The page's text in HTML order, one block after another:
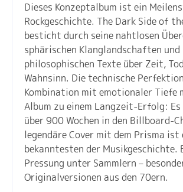
Dieses Konzeptalbum ist ein
Rockgeschichte. The Dark Side of
besticht durch seine nahtlosen
sphärischen Klanglandschaften und
philosophischen Texte über Zeit,
Wahnsinn. Die technische
Kombination mit emotionaler Tiefe
Album zu einem Langzeit-Erfolg:
über 900 Wochen in den Billboard-
legendäre Cover mit dem Prisma ist
bekanntesten der Musikgeschichte.
Pressung unter Sammlern –
Originalversionen aus den 70ern.